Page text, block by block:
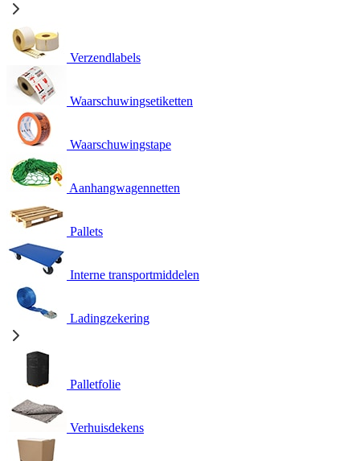
Verzendlabels
Waarschuwingsetiketten
Waarschuwingstape
Aanhangwagennetten
Pallets
Interne transportmiddelen
Ladingzekering
Palletfolie
Verhuisdekens